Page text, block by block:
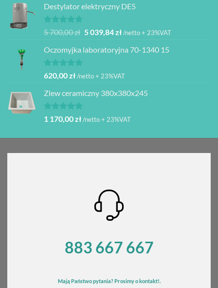
Destylator elektryczny DE5
Oceniono
na 5
5 700,00zł Pierwotna
wynosiła:
700,00 zł.
5 039,84złAktualna
wynosi:
039,84 zł.
/netto + 23%VAT
Oczomyjka laboratoryjna 70-1340 15
Oceniono
na 5
620,00zł/netto + 23%VAT
Zlew ceramiczny 380x380x245
Oceniono
na 5
1 170,00zł/netto + 23%VAT
883 667 667
Mają Państwo pytania? Prosimy o kontakt!.